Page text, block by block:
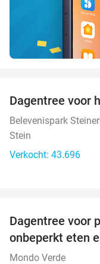
Dagentree voor
Belevenispark
Stein
Verkocht: 43.696
Dagentree voor
onbeperkt eten
Mondo Verde